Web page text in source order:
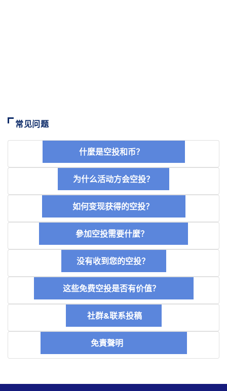
常见问题
什麼是空投和币？
为什么活动方会空投？
如何变现获得的空投？
參加空投需要什麼？
没有收到您的空投？
这些免费空投是否有价值？
社群&联系投稿
免責聲明